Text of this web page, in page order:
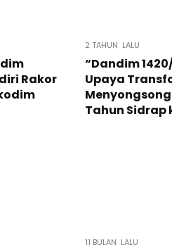
Rakor
2 TAHUN LALU
“Dandim
Upaya
Tahun Sidrap
11 BULAN LALU